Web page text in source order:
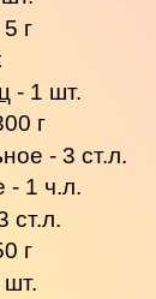
г
- 1 шт.
г
- 3 ст.л.
- 1 ч.л.
ст.л.
г